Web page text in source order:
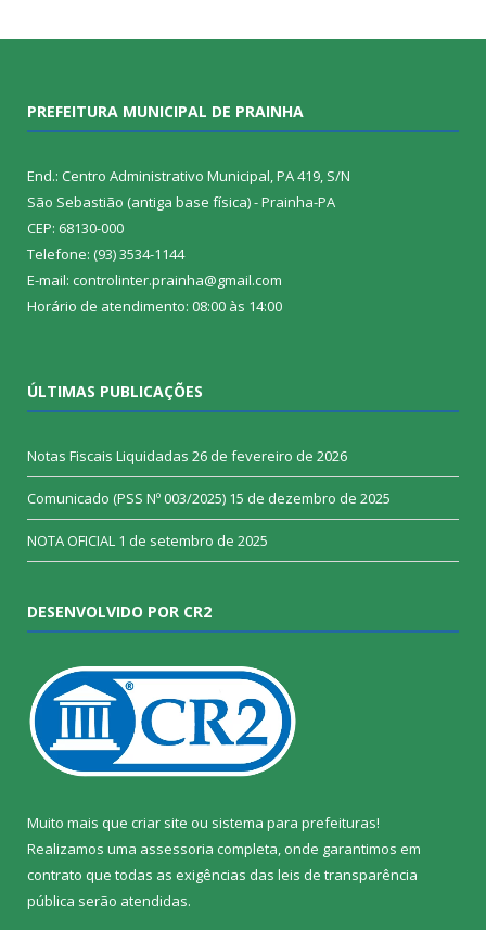
PREFEITURA MUNICIPAL DE PRAINHA
End.: Centro Administrativo Municipal, PA 419, S/N
São Sebastião (antiga base física) - Prainha-PA
CEP: 68130-000
Telefone: (93) 3534-1144
E-mail: controlinter.prainha@gmail.com
Horário de atendimento: 08:00 às 14:00
ÚLTIMAS PUBLICAÇÕES
Notas Fiscais Liquidadas 26 de fevereiro de 2026
Comunicado (PSS Nº 003/2025) 15 de dezembro de 2025
NOTA OFICIAL 1 de setembro de 2025
DESENVOLVIDO POR CR2
Muito mais que criar site ou sistema para prefeituras!
Realizamos uma assessoria completa, onde garantimos em
contrato que todas as exigências das leis de transparência
pública serão atendidas.